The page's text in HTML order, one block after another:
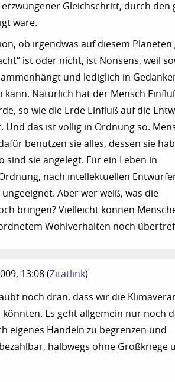
erzwungener Gleichschritt, durch den
wäre.
ob irgendwas auf diesem Planeten
ist oder nicht, ist Nonsens, weil
und lediglich in
kann. Natürlich hat der Mensch
so wie die Erde Einfluß auf die
Und das ist völlig in Ordnung so.
benutzen sie alles, dessen sie
sind sie angelegt. Für ein Leben in
nach intellektuellen
Aber wer weiß, was die
bringen? Vielleicht können
Wohlverhalten noch
13:08 (Zitatlink)
noch dran, dass wir die
könnten. Es geht allgemein nur noch
eigenes Handeln zu begrenzen und
halbwegs ohne Großkriege